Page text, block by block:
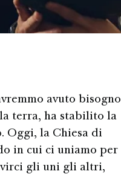
avuto bisogno
terra, ha stabilito la
Oggi, la Chiesa di
in cui ci uniamo per
gli uni gli altri,